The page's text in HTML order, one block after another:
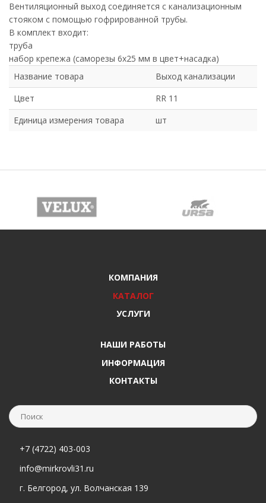
Вентиляционный выход соединяется с канализационным
стояком с помощью гофрированной трубы.
В комплект входит:
труба
набор крепежа (саморезы 6х25 мм в цвет+насадка)
Название товара
Выход канализации
Цвет
RR 11
Единица измерения товара
шт
КОМПАНИЯ
КАТАЛОГ
УСЛУГИ
НАШИ РАБОТЫ
ИНФОРМАЦИЯ
КОНТАКТЫ
+7 (4722) 403-003
info@mirkrovli31.ru
г. Белгород, ул. Волчанская 139